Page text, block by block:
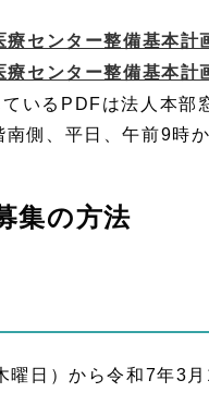
療センター整備基本計
療センター整備基本計
ているPDFは法人本部
南側、平日、午前9時
集の方法
曜日）から令和7年3